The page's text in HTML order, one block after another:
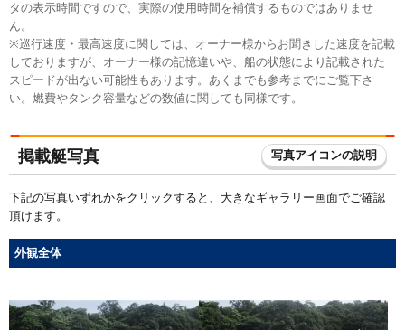
タの表示時間ですので、実際の使用時間を補償するものではありませ
ん。
※巡行速度・最高速度に関しては、オーナー様からお聞きした速度を記載
しておりますが、オーナー様の記憶違いや、船の状態により記載された
スピードが出ない可能性もあります。あくまでも参考までにご覧下さ
い。燃費やタンク容量などの数値に関しても同様です。
掲載艇写真 写真アイコンの説明
下記の写真いずれかをクリックすると、大きなギャラリー画面でご確認
頂けます。
外観全体